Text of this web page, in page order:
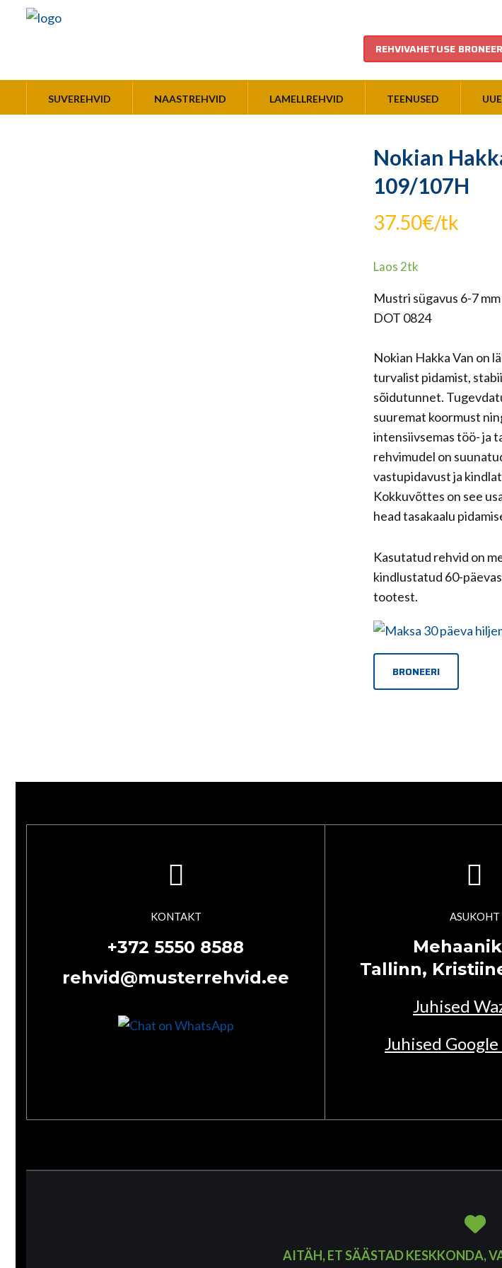
REHVIVAHETUSE
SUVEREHVID NAASTREHVID LAMELLREHVID TEENUSED
Nokian
109/107H
37.50€/tk
Laos 2tk
Mustri sügavus 6-7 mm
DOT 0824
Nokian Hakka Van on
turvalist pidamist,
sõidutunnet.
suuremat koormust
intensiivsemas töö- ja
rehvimudel on
vastupidavust ja
Kokkuvõttes on see
head tasakaalu
Kasutatud rehvid on
kindlustatud 60-
tootest.
BRONEERI
KONTAKT
+372 5550 8588
rehvid@musterrehvid.ee
ASUKOHT
Tallinn,
Juhised
Juhised
AITÄH, ET SÄÄSTAD KESKKONDA,